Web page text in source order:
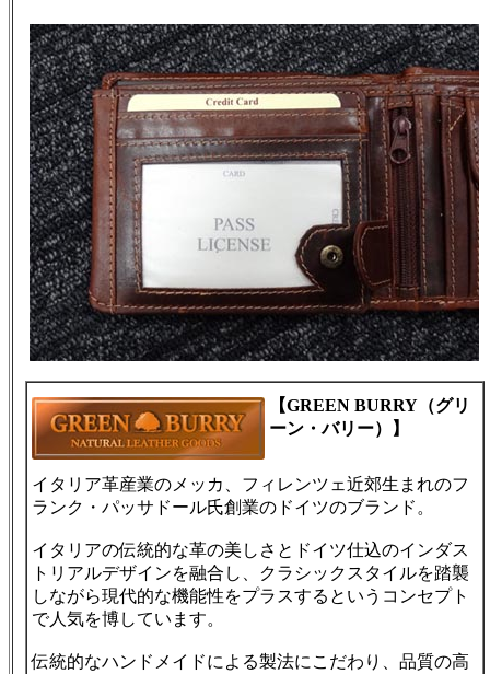
【GREEN BURRY（グリ
ーン・バリー）】
イタリア革産業のメッカ、フィレンツェ近郊生まれのフ
ランク・パッサドール氏創業のドイツのブランド。
イタリアの伝統的な革の美しさとドイツ仕込のインダス
トリアルデザインを融合し、クラシックスタイルを踏襲
しながら現代的な機能性をプラスするというコンセプト
で人気を博しています。
伝統的なハンドメイドによる製法にこだわり、品質の高